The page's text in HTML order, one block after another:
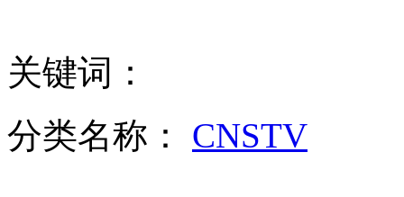
关键词：
分类名称： CNSTV